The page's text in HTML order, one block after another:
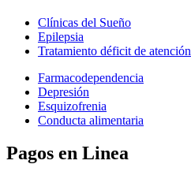
Clínicas del Sueño
Epilepsia
Tratamiento déficit de atención
Farmacodependencia
Depresión
Esquizofrenia
Conducta alimentaria
Pagos en Linea